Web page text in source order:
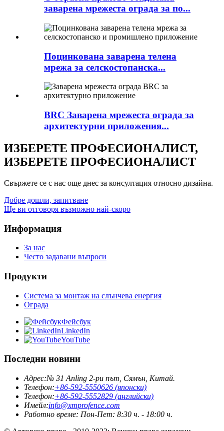
заварена мрежеста ограда за по...
Поцинкована заварена телена
мрежа за селскостопанска...
BRC Заварена мрежеста ограда за
архитектурни приложения...
ИЗБЕРЕТЕ ПРОФЕСИОНАЛИСТ,
ИЗБЕРЕТЕ ПРОФЕСИОНАЛИСТ
Свържете се с нас още днес за консултация относно дизайна.
Добре дошли, запитване
Ще ви отговоря възможно най-скоро
Информация
За нас
Често задавани въпроси
Продукти
Система за монтаж на слънчева енергия
Ограда
Фейсбук
LinkedIn
YouTube
Последни новини
Адрес:№ 31 Anling 2-ри път, Сямън, Китай.
Телефон:+86-592-5550626 (японски)
Телефон:+86-592-5552829 (английски)
Имейл:info@xmprofence.com
Работно време: Пон-Пет: 8:30 ч. - 18:00 ч.